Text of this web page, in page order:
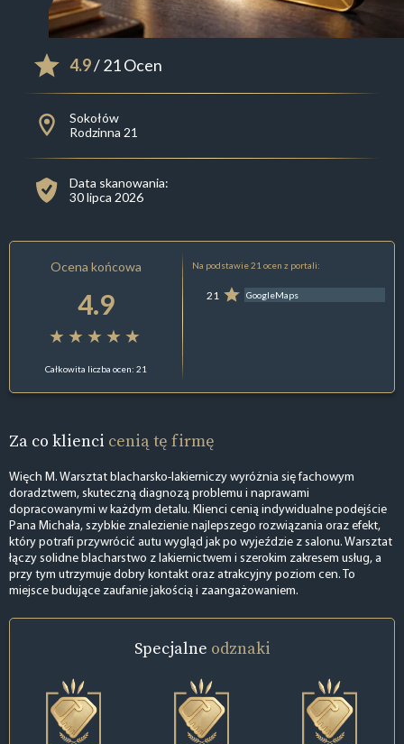
4.9/ 21 Ocen
Sokołów
Rodzinna 21
Data skanowania:
30 lipca 2026
Ocena końcowa
4.9
Całkowita liczba ocen: 21
Na podstawie 21 ocen z portali:
21 GoogleMaps
Za co klienci cenią tę firmę
Więch M. Warsztat blacharsko-lakierniczy wyróżnia się fachowym
doradztwem, skuteczną diagnozą problemu i naprawami
dopracowanymi w każdym detalu. Klienci cenią indywidualne podejście
Pana Michała, szybkie znalezienie najlepszego rozwiązania oraz efekt,
który potrafi przywrócić autu wygląd jak po wyjeździe z salonu. Warsztat
łączy solidne blacharstwo z lakiernictwem i szerokim zakresem usług, a
przy tym utrzymuje dobry kontakt oraz atrakcyjny poziom cen. To
miejsce budujące zaufanie jakością i zaangażowaniem.
Specjalne odznaki